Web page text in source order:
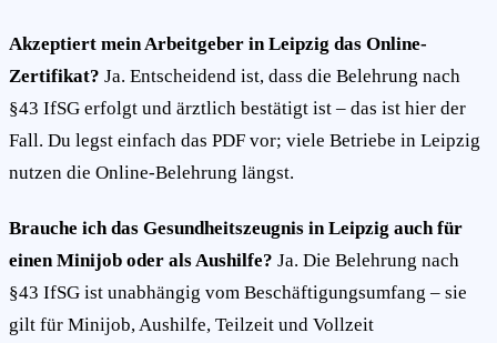
Akzeptiert mein Arbeitgeber in Leipzig das Online-
Zertifikat? Ja. Entscheidend ist, dass die Belehrung nach
§43 IfSG erfolgt und ärztlich bestätigt ist – das ist hier der
Fall. Du legst einfach das PDF vor; viele Betriebe in Leipzig
nutzen die Online-Belehrung längst.
Brauche ich das Gesundheitszeugnis in Leipzig auch für
einen Minijob oder als Aushilfe? Ja. Die Belehrung nach
§43 IfSG ist unabhängig vom Beschäftigungsumfang – sie
gilt für Minijob, Aushilfe, Teilzeit und Vollzeit